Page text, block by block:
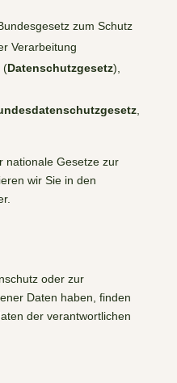
zum Schutz
Verarbeitung
(Datenschutzgesetz),
,
nationale Gesetze zur
wir Sie in den
oder zur
Daten haben, finden
der verantwortlichen